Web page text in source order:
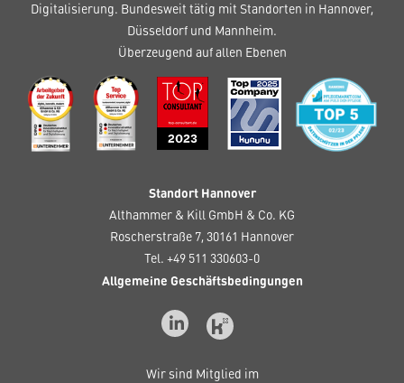
Digitalisierung. Bundesweit tätig mit Standorten in Hannover,
Düsseldorf und Mannheim.
Überzeugend auf allen Ebenen
Standort Hannover
Althammer & Kill GmbH & Co. KG
Roscherstraße 7, 30161 Hannover
Tel. +49 511 330603-0
Allgemeine Geschäftsbedingungen
Wir sind Mitglied im